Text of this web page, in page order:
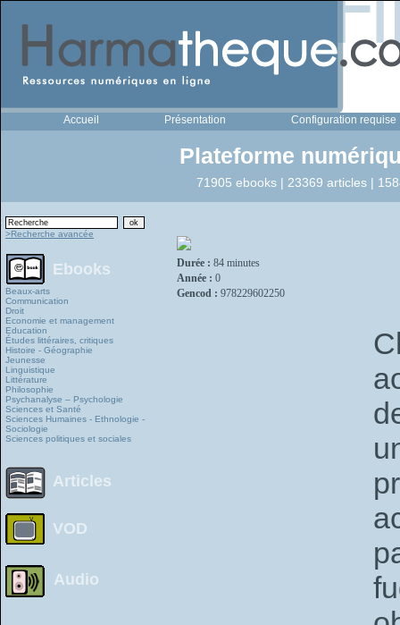
Accueil Présentation Configuration requise
Plateforme
71905 ebooks | 23369 articles |
>Recherche avancée
Ebooks
Beaux-arts
Communication
Droit
Economie et management
Education
Études littéraires, critiques
Histoire - Géographie
Jeunesse
Linguistique
Littérature
Philosophie
Psychanalyse – Psychologie
Sciences et Santé
Sciences Humaines - Ethnologie -
Sociologie
Sciences politiques et sociales
Articles
VOD
Audio
Durée : 84 minutes
Année : 0
Gencod : 978229602250